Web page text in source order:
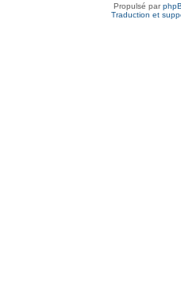
Propulsé par
Traduction et